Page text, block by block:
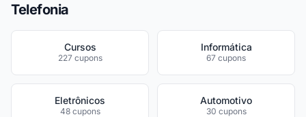
Telefonia
Cursos
227 cupons
Informática
67 cupons
Eletrônicos
48 cupons
Automotivo
30 cupons